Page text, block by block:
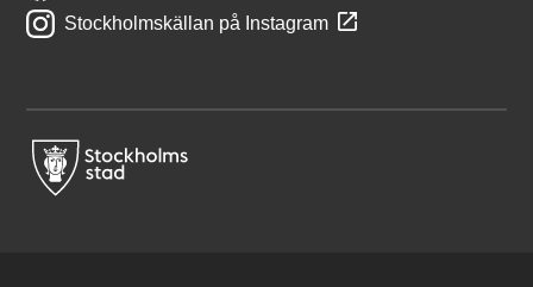
Stockholmskällan på Instagram